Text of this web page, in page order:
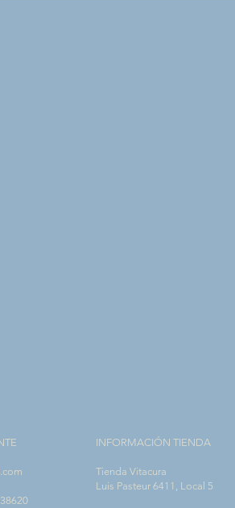
INFORMACIÓN TIENDA
Tienda Vitacura
Luis Pasteur 6411, Local 5